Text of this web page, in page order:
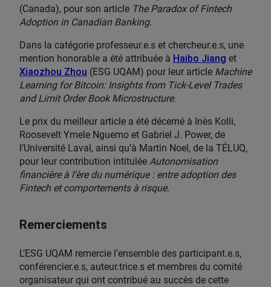
(Canada), pour son article The Paradox of Fintech
Adoption in Canadian Banking.
Dans la catégorie professeur.e.s et chercheur.e.s, une
mention honorable a été attribuée à Haibo Jiang et
Xiaozhou Zhou (ESG UQAM) pour leur article Machine
Learning for Bitcoin: Insights from Tick-Level Trades
and Limit Order Book Microstructure.
Le prix du meilleur article a été décerné à Inès Kolli,
Roosevelt Ymele Nguemo et Gabriel J. Power, de
l’Université Laval, ainsi qu’à Martin Noel, de la TÉLUQ,
pour leur contribution intitulée Autonomisation
financière à l’ère du numérique : entre adoption des
Fintech et comportements à risque.
Remerciements
L’ESG UQAM remercie l’ensemble des participant.e.s,
conférencier.e.s, auteur.trice.s et membres du comité
organisateur qui ont contribué au succès de cette